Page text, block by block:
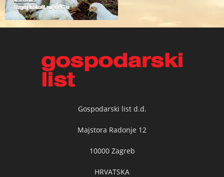
Gospodarski list d.d.
Majstora Radonje 12
10000 Zagreb
HRVATSKA